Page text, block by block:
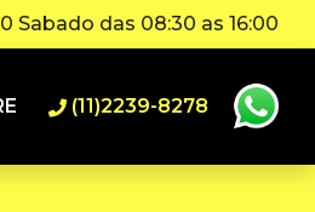
Sabado das 08:30 as 16:00
(11)2239-8278